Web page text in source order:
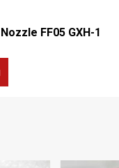
FF05 GXH-1